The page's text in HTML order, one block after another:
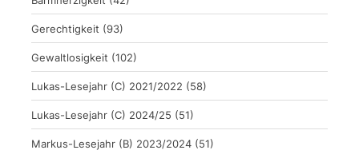
Gerechtigkeit (93)
Gewaltlosigkeit (102)
Lukas-Lesejahr (C) 2021/2022 (58)
Lukas-Lesejahr (C) 2024/25 (51)
Markus-Lesejahr (B) 2023/2024 (51)